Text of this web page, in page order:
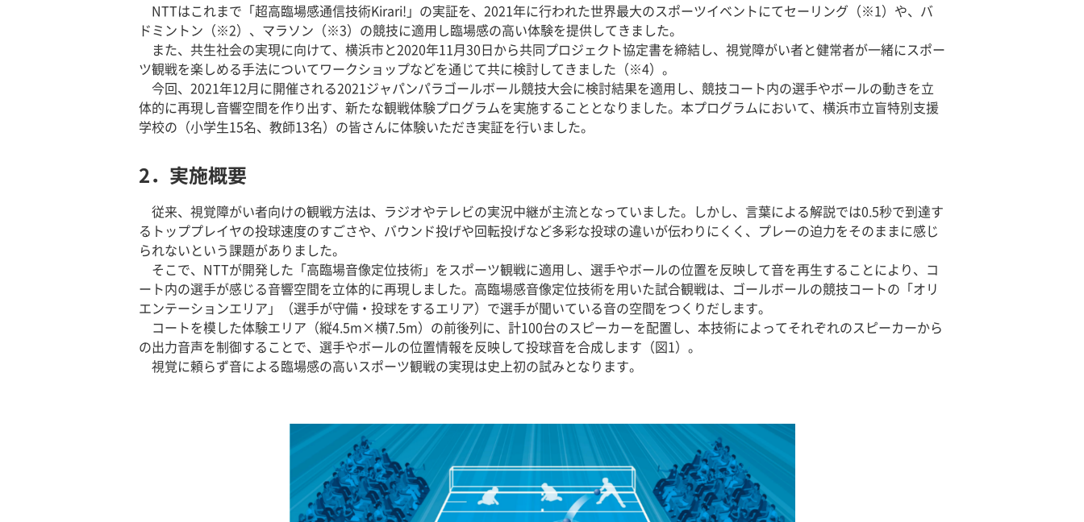
NTTはこれまで「超高臨場感通信技術Kirari!」の実証を、2021年に行われた世界最大のスポーツイベントにてセーリング（※1）や、バ
ドミントン（※2）、マラソン（※3）の競技に適用し臨場感の高い体験を提供してきました。
また、共生社会の実現に向けて、横浜市と2020年11月30日から共同プロジェクト協定書を締結し、視覚障がい者と健常者が一緒にスポー
ツ観戦を楽しめる手法についてワークショップなどを通じて共に検討してきました（※4）。
今回、2021年12月に開催される2021ジャパンパラゴールボール競技大会に検討結果を適用し、競技コート内の選手やボールの動きを立
体的に再現し音響空間を作り出す、新たな観戦体験プログラムを実施することとなりました。本プログラムにおいて、横浜市立盲特別支援
学校の（小学生15名、教師13名）の皆さんに体験いただき実証を行いました。
2．実施概要
従来、視覚障がい者向けの観戦方法は、ラジオやテレビの実況中継が主流となっていました。しかし、言葉による解説では0.5秒で到達す
るトッププレイヤの投球速度のすごさや、バウンド投げや回転投げなど多彩な投球の違いが伝わりにくく、プレーの迫力をそのままに感じ
られないという課題がありました。
そこで、NTTが開発した「高臨場音像定位技術」をスポーツ観戦に適用し、選手やボールの位置を反映して音を再生することにより、コ
ート内の選手が感じる音響空間を立体的に再現しました。高臨場感音像定位技術を用いた試合観戦は、ゴールボールの競技コートの「オリ
エンテーションエリア」（選手が守備・投球をするエリア）で選手が聞いている音の空間をつくりだします。
コートを模した体験エリア（縦4.5m×横7.5m）の前後列に、計100台のスピーカーを配置し、本技術によってそれぞれのスピーカーから
の出力音声を制御することで、選手やボールの位置情報を反映して投球音を合成します（図1）。
視覚に頼らず音による臨場感の高いスポーツ観戦の実現は史上初の試みとなります。